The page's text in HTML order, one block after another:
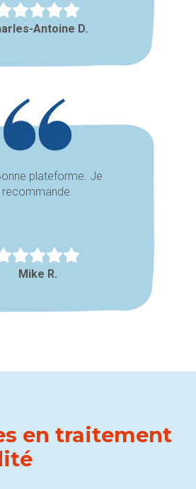
Antoine D.
plateforme. Je
recommande.
Mike R.
en traitement